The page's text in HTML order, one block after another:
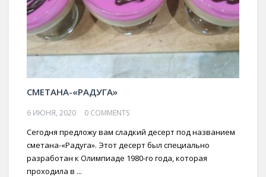
СМЕТАНА-«РАДУГА»
6 ИЮНЯ, 2020 0 COMMENTS
Сегодня предложу вам сладкий десерт под названием
сметана-«Радуга». Этот десерт был специально
разработан к Олимпиаде 1980-го года, которая
проходила в ...